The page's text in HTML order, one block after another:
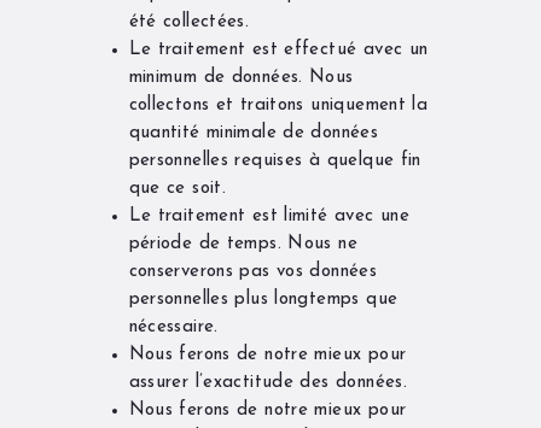
été collectées.
Le traitement est effectué avec un
minimum de données. Nous
collectons et traitons uniquement la
quantité minimale de données
personnelles requises à quelque fin
que ce soit.
Le traitement est limité avec une
période de temps. Nous ne
conserverons pas vos données
personnelles plus longtemps que
nécessaire.
Nous ferons de notre mieux pour
assurer l’exactitude des données.
Nous ferons de notre mieux pour